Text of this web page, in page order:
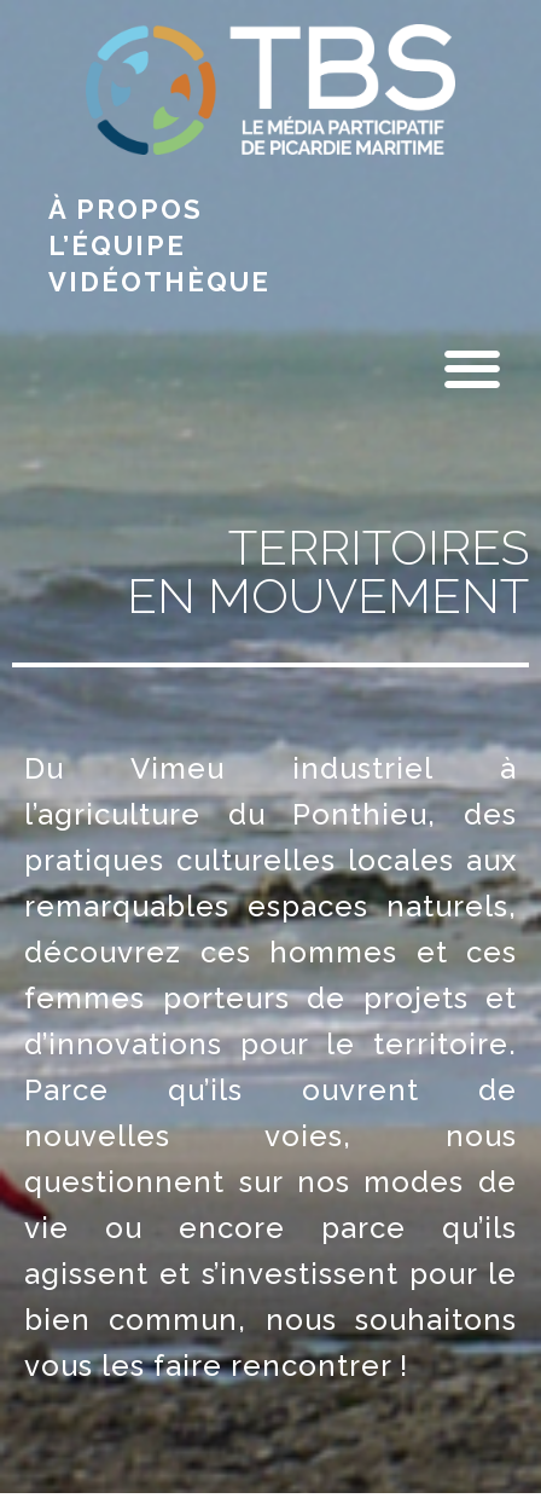
À PROPOS
L’ÉQUIPE
VIDÉOTHÈQUE
TERRITOIRES
EN MOUVEMENT
Du Vimeu industriel à
l’agriculture du Ponthieu, des
pratiques culturelles locales aux
remarquables espaces naturels,
découvrez ces hommes et ces
femmes porteurs de projets et
d’innovations pour le territoire.
Parce qu’ils ouvrent de
nouvelles voies, nous
questionnent sur nos modes de
vie ou encore parce qu’ils
agissent et s’investissent pour le
bien commun, nous souhaitons
vous les faire rencontrer !